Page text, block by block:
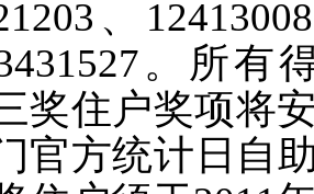
、
。所
奖住户奖项将
官方统计日自